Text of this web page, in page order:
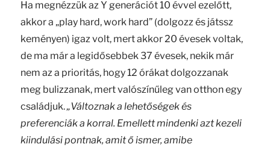
Ha megnézzük az Y generációt 10 évvel ezelőtt,
akkor a „play hard, work hard” (dolgozz és játssz
keményen) igaz volt, mert akkor 20 évesek voltak,
de ma már a legidősebbek 37 évesek, nekik már
nem az a prioritás, hogy 12 órákat dolgozzanak
meg bulizzanak, mert valószínűleg van otthon egy
családjuk.„Változnak a lehetőségek és
preferenciák a korral. Emellett mindenki azt kezeli
kiindulási pontnak, amit ő ismer, amibe